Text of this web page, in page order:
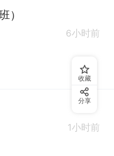
）
6小时前
1小时前
收藏
分享